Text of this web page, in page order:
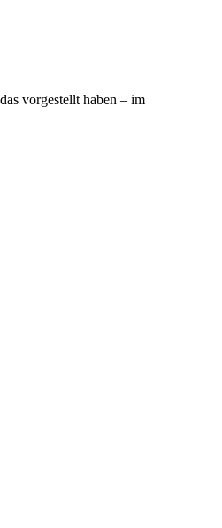
vorgestellt haben – im